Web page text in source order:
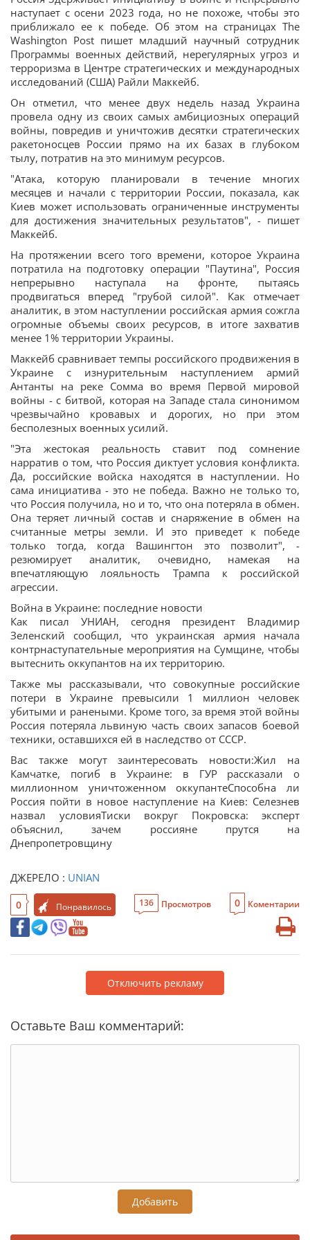
наступает с осени 2023 года, но не похоже, чтобы это
приближало ее к победе. Об этом на страницах The
Washington Post пишет младший научный сотрудник
Программы военных действий, нерегулярных угроз и
терроризма в Центре стратегических и международных
исследований (США) Райли Маккейб.
Он отметил, что менее двух недель назад Украина
провела одну из своих самых амбициозных операций
войны, повредив и уничтожив десятки стратегических
ракетоносцев России прямо на их базах в глубоком
тылу, потратив на это минимум ресурсов.
"Атака, которую планировали в течение многих
месяцев и начали с территории России, показала, как
Киев может использовать ограниченные инструменты
для достижения значительных результатов", - пишет
Маккейб.
На протяжении всего того времени, которое Украина
потратила на подготовку операции "Паутина", Россия
непрерывно наступала на фронте, пытаясь
продвигаться вперед "грубой силой". Как отмечает
аналитик, в этом наступлении российская армия сожгла
огромные объемы своих ресурсов, в итоге захватив
менее 1% территории Украины.
Маккейб сравнивает темпы российского продвижения в
Украине с изнурительным наступлением армий
Антанты на реке Сомма во время Первой мировой
войны - с битвой, которая на Западе стала синонимом
чрезвычайно кровавых и дорогих, но при этом
бесполезных военных усилий.
"Эта жестокая реальность ставит под сомнение
нарратив о том, что Россия диктует условия конфликта.
Да, российские войска находятся в наступлении. Но
сама инициатива - это не победа. Важно не только то,
что Россия получила, но и то, что она потеряла в обмен.
Она теряет личный состав и снаряжение в обмен на
считанные метры земли. И это приведет к победе
только тогда, когда Вашингтон это позволит", -
резюмирует аналитик, очевидно, намекая на
впечатляющую лояльность Трампа к российской
агрессии.
Война в Украине: последние новости
Как писал УНИАН, сегодня президент Владимир
Зеленский сообщил, что украинская армия начала
контрнаступательные мероприятия на Сумщине, чтобы
вытеснить оккупантов на их территорию.
Также мы рассказывали, что совокупные российские
потери в Украине превысили 1 миллион человек
убитыми и ранеными. Кроме того, за время этой войны
Россия потеряла львиную часть своих запасов боевой
техники, оставшихся ей в наследство от СССР.
Вас также могут заинтересовать новости:Жил на
Камчатке, погиб в Украине: в ГУР рассказали о
миллионном уничтоженном оккупантеСпособна ли
Россия пойти в новое наступление на Киев: Селезнев
назвал условияТиски вокруг Покровска: эксперт
объяснил, зачем россияне прутся на
Днепропетровщину
ДЖЕРЕЛО : UNIAN
0 Понравилось 136 Просмотров 0 Коментарии
Отключить рекламу
Оставьте Ваш комментарий:
Добавить